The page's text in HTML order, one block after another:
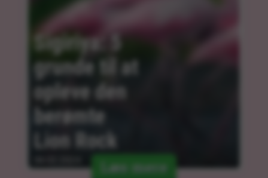
Sigiriya: 5
grunde til at
opleve den
berømte
Lion Rock
Læs mere